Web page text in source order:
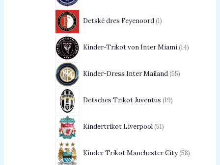
Detské dres Feyenoord 1
Kinder-Trikot von Inter Miami 14
Kinder-Dress Inter Mailand 55
Detsches Trikot Juventus 19
Kindertrikot Liverpool 51
Kinder Trikot Manchester City 58